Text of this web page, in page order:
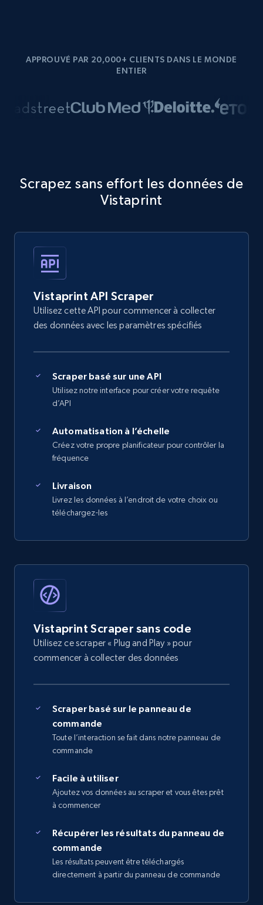
APPROUVÉ PAR 20,000+ CLIENTS DANS LE MONDE
ENTIER
Scrapez sans effort les données de
Vistaprint
Vistaprint API Scraper
Utilisez cette API pour commencer à collecter
des données avec les paramètres spécifiés
Scraper basé sur une API
Utilisez notre interface pour créer votre requête
d’API
Automatisation à l’échelle
Créez votre propre planificateur pour contrôler la
fréquence
Livraison
Livrez les données à l’endroit de votre choix ou
téléchargez-les
Vistaprint Scraper sans code
Utilisez ce scraper « Plug and Play » pour
commencer à collecter des données
Scraper basé sur le panneau de
commande
Toute l’interaction se fait dans notre panneau de
commande
Facile à utiliser
Ajoutez vos données au scraper et vous êtes prêt
à commencer
Récupérer les résultats du panneau de
commande
Les résultats peuvent être téléchargés
directement à partir du panneau de commande